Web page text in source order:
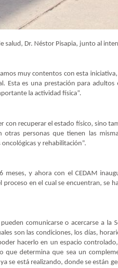
salud, Dr. Néstor Pisapia, junto al
muy contentos con esta
Esta es una prestación para adultos
la actividad física”.
con recuperar el estado físico, sino
personas que tienen las
y rehabilitación”.
y ahora con el CEDAM
en el cual se encuentran, se
comunicarse o acercarse a la
son las condiciones, los días,
hacerlo en un espacio
determina que sea un
se está realizando, donde se están